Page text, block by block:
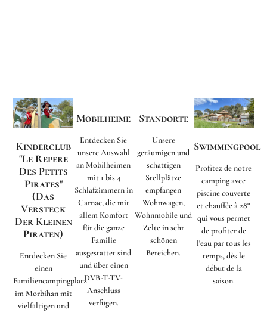
Kinderclub
"Le Repere
Des Petits
Pirates"
(Das
Versteck
Der Kleinen
Piraten)
Entdecken Sie
einen
Familiencampingplatz
im Morbihan mit
vielfältigen und
Mobilheime
Entdecken Sie
unsere Auswahl
an Mobilheimen
mit 1 bis 4
Schlafzimmern in
Carnac, die mit
allem Komfort
für die ganze
Familie
ausgestattet sind
und über einen
DVB-T-TV-
Anschluss
verfügen.
Standorte
Unsere
geräumigen und
schattigen
Stellplätze
empfangen
Wohnwagen,
Wohnmobile und
Zelte in sehr
schönen
Bereichen.
Swimmingpool
Profitez de notre
camping avec
piscine couverte
et chauffée à 28°
qui vous permet
de profiter de
l'eau par tous les
temps, dès le
début de la
saison.